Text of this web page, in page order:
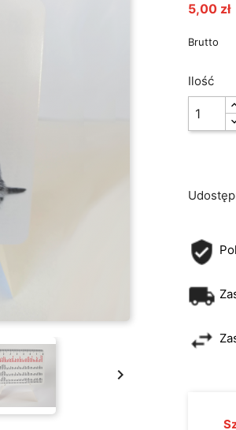

5,00 zł
Brutto
Ilość